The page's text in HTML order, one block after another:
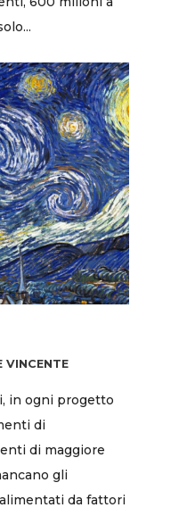
VINCENTE
in ogni progetto
di
di maggiore
gli
da fattori